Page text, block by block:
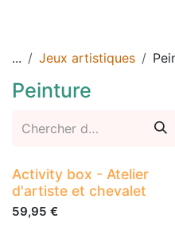
... Jeux artistiques
Peinture
Activity box - Atelier
d'artiste et chevalet
59,95 €